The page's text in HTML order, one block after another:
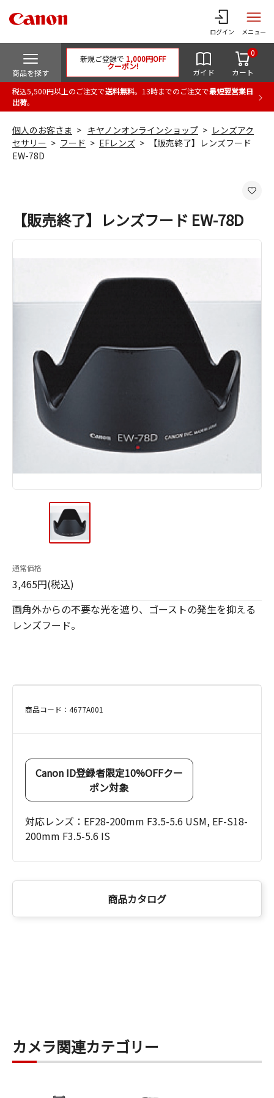
ログイン メニュー
商品を探す
新規ご登録で 1,000円OFF
クーポン!
ガイド カート
0
税込5,500円以上のご注文で送料無料。13時までのご注文で最短翌営業日
出荷。
個人のお客さま キヤノンオンラインショップ
レンズアク
セサリー
フード EFレンズ
【販売終了】レンズフード
EW-78D
【販売終了】レンズフード EW-78D
通常価格
3,465円(税込)
画角外からの不要な光を遮り、ゴーストの発生を抑える
レンズフード。
商品コード：4677A001
Canon ID登録者限定10%OFFクー
ポン対象
対応レンズ：EF28-200mm F3.5-5.6 USM, EF-S18-
200mm F3.5-5.6 IS
商品カタログ
カメラ関連カテゴリー